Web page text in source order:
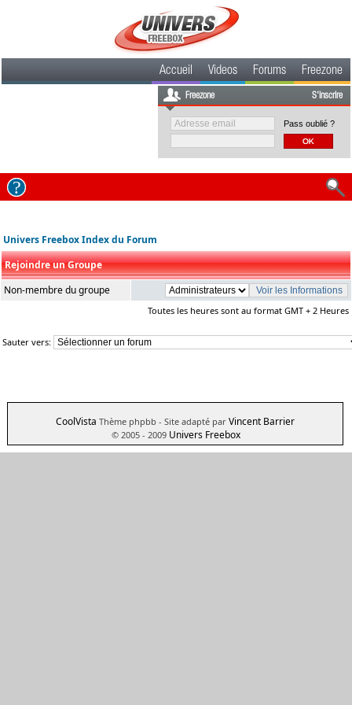
Accueil Videos Forums Freezone
Freezone S'inscrire
Pass oublié ?
Univers Freebox Index du Forum
Rejoindre un Groupe
Non-membre du groupe
Toutes les heures sont au format GMT + 2 Heures
Sauter vers:
CoolVista Thème phpbb - Site adapté par Vincent Barrier
© 2005 - 2009 Univers Freebox